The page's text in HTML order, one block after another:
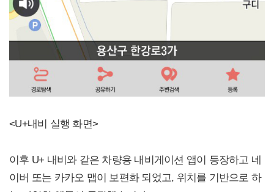
<U+내비 실행 화면>
이후 U+ 내비와 같은 차량용 내비게이션 앱이 등장하고 네
이버 또는 카카오 맵이 보편화 되었고, 위치를 기반으로 하